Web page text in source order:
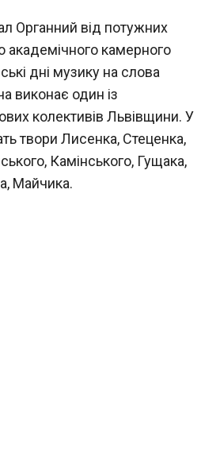
Органний від потужних
академічного камерного
дні музику на слова
виконає один із
колективів Львівщини. У
твори Лисенка, Стеценка,
Камінського, Гущака,
Майчика.